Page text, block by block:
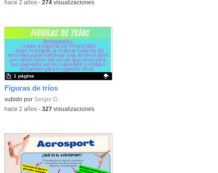
-hace 2 años- 274visualizaciones
Figuras de tríos
Contenido educativo.
subido por Sergio G.
1 página
-hace 2 años- 327visualizaciones